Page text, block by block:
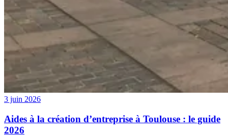
3 juin 2026
Aides à la création d’entreprise à Toulouse : le guide
2026